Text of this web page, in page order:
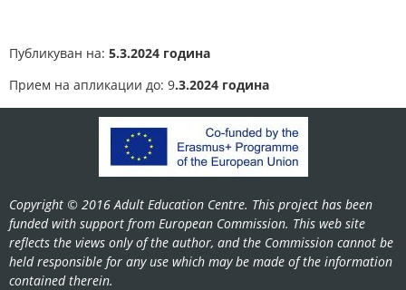
Публикуван на: 5.3.2024 година
Прием на апликации до: 9.3.2024 година
Copyright © 2016 Adult Education Centre. This project has been
funded with support from European Commission. This web site
reflects the views only of the author, and the Commission cannot be
held responsible for any use which may be made of the information
contained therein.